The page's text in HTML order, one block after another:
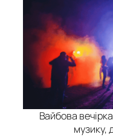
Вайбова
музику,